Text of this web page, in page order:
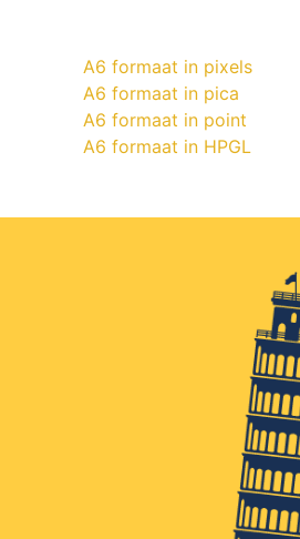
A6 formaat in pixels
A6 formaat in pica
A6 formaat in point
A6 formaat in HPGL